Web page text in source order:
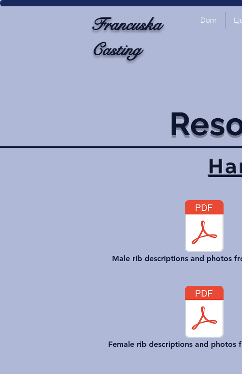
Francuska
Casting
Dom
Male rib descriptions and photos
Female rib descriptions and photos